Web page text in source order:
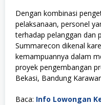
Dengan kombinasi
pelaksanaan, personel
terhadap pelanggan dan
Summarecon dikenal
kemampuannya dalam
proyek pengembangan
Bekasi, Bandung
Baca: Info Lowongan